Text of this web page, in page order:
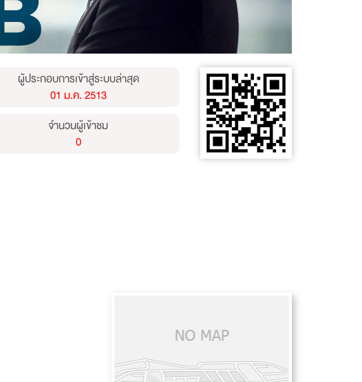
ผู้ประกอบการเข้าสู่ระบบล่าสุด
01 ม.ค. 2513
จำนวนผู้เข้าชม
0